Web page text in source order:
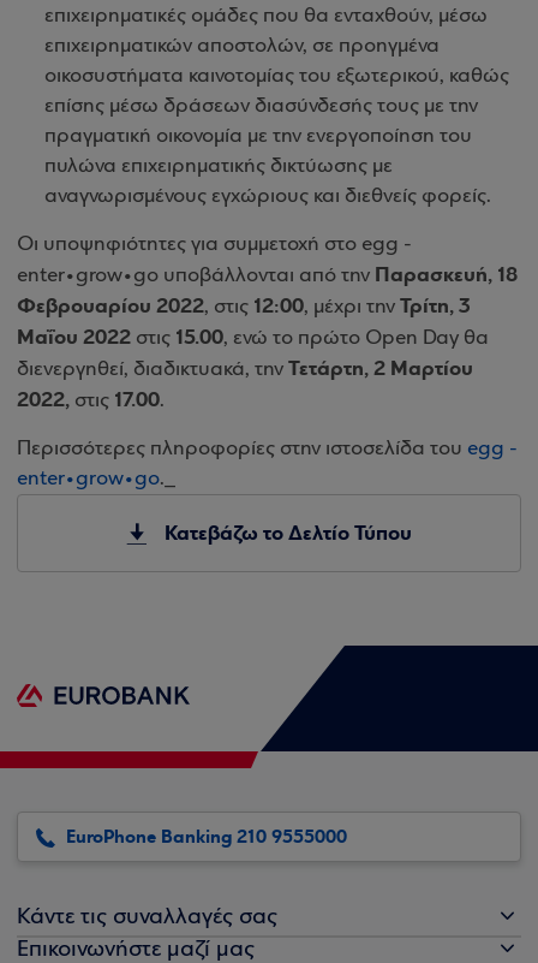
επιχειρηματικές ομάδες που θα ενταχθούν, μέσω
επιχειρηματικών αποστολών, σε προηγμένα
οικοσυστήματα καινοτομίας του εξωτερικού, καθώς
επίσης μέσω δράσεων διασύνδεσής τους με την
πραγματική οικονομία με την ενεργοποίηση του
πυλώνα επιχειρηματικής δικτύωσης με
αναγνωρισμένους εγχώριους και διεθνείς φορείς.
Οι υποψηφιότητες για συμμετοχή στο egg -
enter•grow•go υποβάλλονται από την Παρασκευή, 18
Φεβρουαρίου 2022, στις 12:00, μέχρι την Τρίτη, 3
Μαΐου 2022 στις 15.00, ενώ το πρώτο Open Day θα
διενεργηθεί, διαδικτυακά, την Τετάρτη, 2 Μαρτίου
2022, στις 17.00.
Περισσότερες πληροφορίες στην ιστοσελίδα του egg -
enter•grοw•go._
Κατεβάζω το Δελτίο Τύπου
EuroPhone Banking 210 9555000
Κάντε τις συναλλαγές σας
Επικοινωνήστε μαζί μας